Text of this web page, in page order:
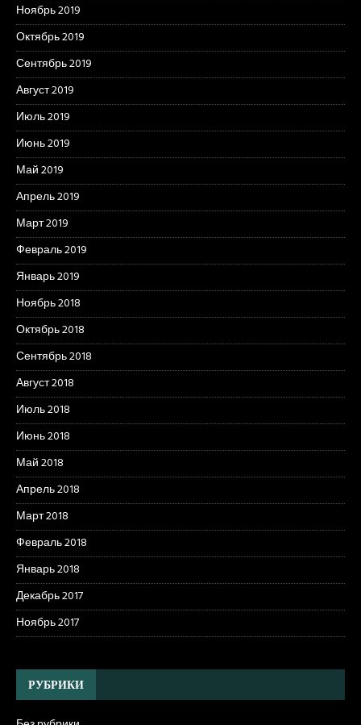
Ноябрь 2019
Октябрь 2019
Сентябрь 2019
Август 2019
Июль 2019
Июнь 2019
Май 2019
Апрель 2019
Март 2019
Февраль 2019
Январь 2019
Ноябрь 2018
Октябрь 2018
Сентябрь 2018
Август 2018
Июль 2018
Июнь 2018
Май 2018
Апрель 2018
Март 2018
Февраль 2018
Январь 2018
Декабрь 2017
Ноябрь 2017
РУБРИКИ